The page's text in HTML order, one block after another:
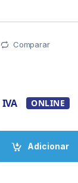
Comparar
ONLINE
Adicionar